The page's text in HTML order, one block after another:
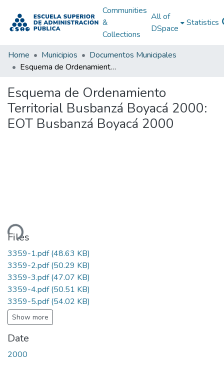
Communities
&
Collections
All of
DSpace
Statistics
Home Municipios
Documentos Municipales
Esquema de Ordenamiento Territorial Busbanzá Boyacá 2000: EOT Busbanzá Boyacá 2000
Esquema de Ordenamiento
Territorial Busbanzá Boyacá 2000:
EOT Busbanzá Boyacá 2000
Files
3359-1.pdf(48.63 KB)
3359-2.pdf(50.29 KB)
3359-3.pdf(47.07 KB)
3359-4.pdf(50.51 KB)
3359-5.pdf(54.02 KB)
Show more
Date
2000